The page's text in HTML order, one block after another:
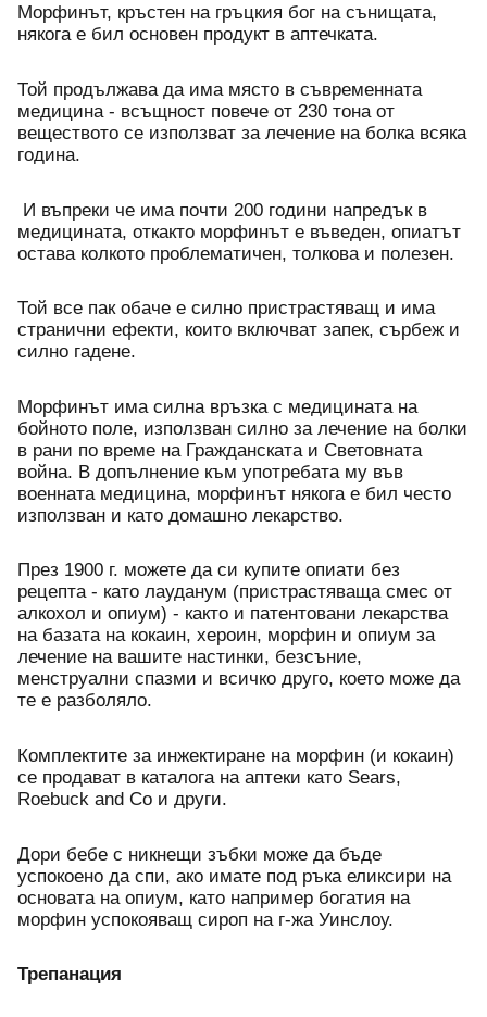
Морфинът, кръстен на гръцкия бог на сънищата,
някога е бил основен продукт в аптечката.
Той продължава да има място в съвременната
медицина - всъщност повече от 230 тона от
веществото се използват за лечение на болка всяка
година.
И въпреки че има почти 200 години напредък в
медицината, откакто морфинът е въведен, опиатът
остава колкото проблематичен, толкова и полезен.
Той все пак обаче е силно пристрастяващ и има
странични ефекти, които включват запек, сърбеж и
силно гадене.
Морфинът има силна връзка с медицината на
бойното поле, използван силно за лечение на болки
в рани по време на Гражданската и Световната
война. В допълнение към употребата му във
военната медицина, морфинът някога е бил често
използван и като домашно лекарство.
През 1900 г. можете да си купите опиати без
рецепта - като лауданум (пристрастяваща смес от
алкохол и опиум) - както и патентовани лекарства
на базата на кокаин, хероин, морфин и опиум за
лечение на вашите настинки, безсъние,
менструални спазми и всичко друго, което може да
те е разболяло.
Комплектите за инжектиране на морфин (и кокаин)
се продават в каталога на аптеки като Sears,
Roebuck and Co и други.
Дори бебе с никнещи зъбки може да бъде
успокоено да спи, ако имате под ръка еликсири на
основата на опиум, като например богатия на
морфин успокояващ сироп на г-жа Уинслоу.
Трепанация